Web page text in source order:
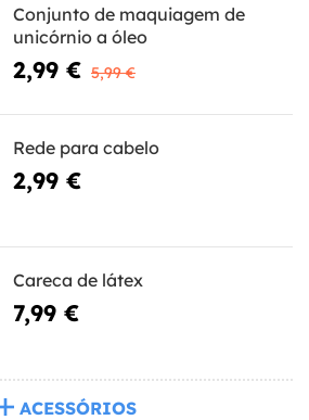
Conjunto de maquiagem de
unicórnio a óleo
2,99 € 5,99 €
Rede para cabelo
2,99 €
Careca de látex
7,99 €
ACESSÓRIOS